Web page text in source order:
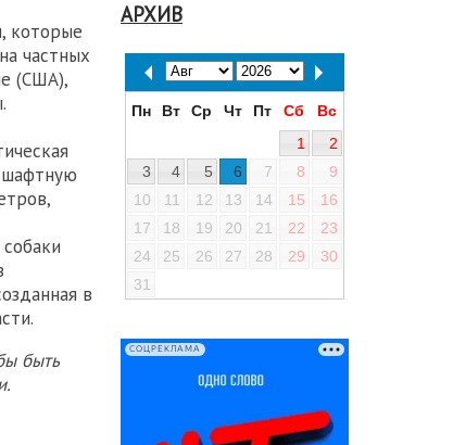
которые
частных
(США),
в
быть
АРХИВ
Пн Вт Ср Чт Пт Сб
Вс
1
2
3
4 5 6 7 8
9
10
11 12 13 14 15
16
17
18 19 20 21 22
23
24
25 26 27 28 29
30
31
СОЦРЕКЛАМА